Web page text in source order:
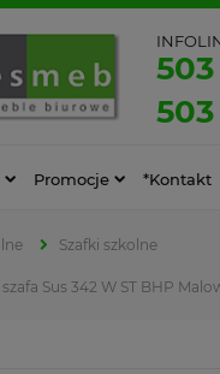
503
503
Promocje *Kontakt
Szafki szkolne
Sus 342 W ST BHP